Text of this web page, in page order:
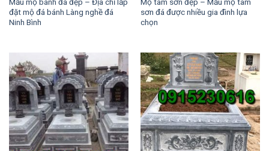
Mẫu mộ bánh đá đẹp – Địa chỉ lắp
đặt mộ đá bánh Làng nghề đá
Ninh Bình
Mộ tam sơn đẹp – Mẫu mộ tam
sơn đá được nhiều gia đình lựa
chọn